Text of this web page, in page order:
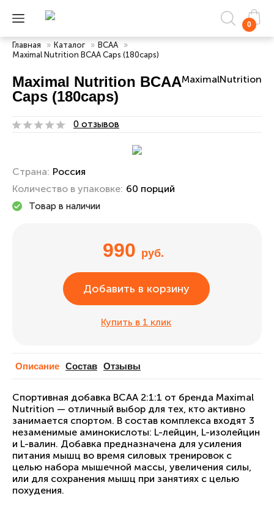
0
Главная » Каталог » ВСАА
»
Maximal Nutrition BCAA Caps (180caps)
Maximal Nutrition BCAA
Caps (180caps)
MaximalNutrition
0 отзывов
Страна: Россия
Количество в упаковке: 60 порций
Товар в наличии
990 руб.
Добавить в корзину
Купить в 1 клик
Описание Cостав Отзывы
Спортивная добавка BCAA 2:1:1 от бренда Maximal
Nutrition — отличный выбор для тех, кто активно
занимается спортом. В состав комплекса входят 3
незаменимые аминокислоты: L-лейцин, L-изолейцин
и L-валин. Добавка предназначена для усиления
питания мышц во время силовых тренировок с
целью набора мышечной массы, увеличения силы,
или для сохранения мышц при занятиях с целью
похудения.